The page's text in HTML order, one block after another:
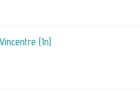
(1n)